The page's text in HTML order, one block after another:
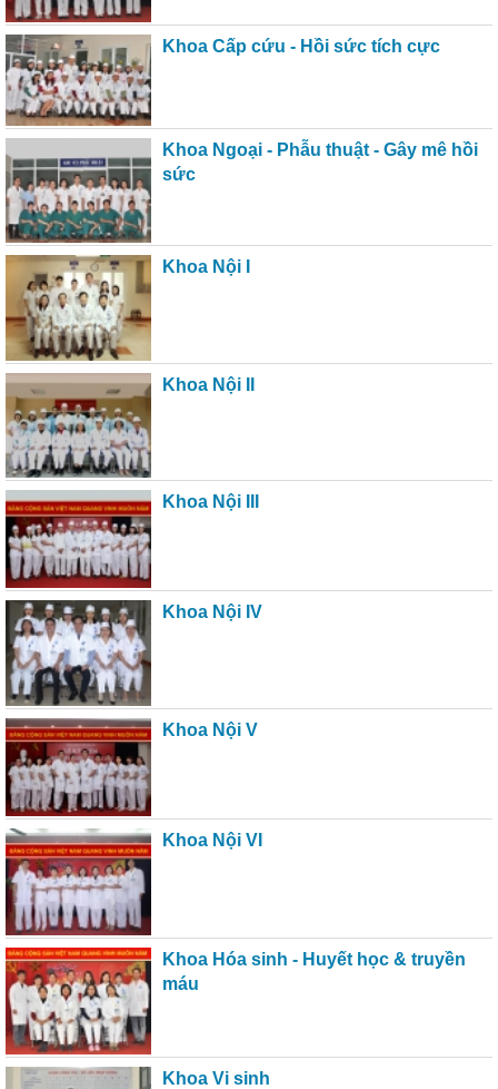
Khoa Cấp cứu - Hồi sức tích cực
Khoa Ngoại - Phẫu thuật - Gây mê hồi
sức
Khoa Nội I
Khoa Nội II
Khoa Nội III
Khoa Nội IV
Khoa Nội V
Khoa Nội VI
Khoa Hóa sinh - Huyết học & truyền
máu
Khoa Vi sinh